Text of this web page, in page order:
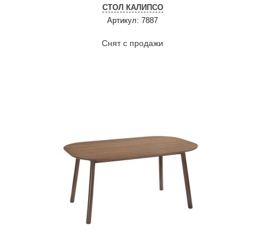
СТОЛ КАЛИПСО
Артикул: 7887
Снят с продажи